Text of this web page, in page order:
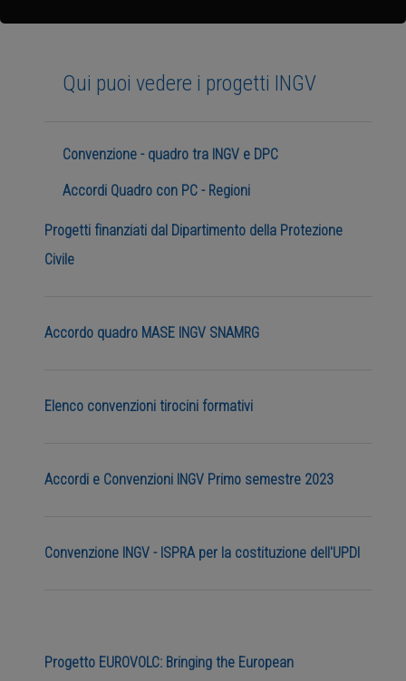
Qui puoi vedere i progetti INGV
Convenzione - quadro tra INGV e DPC
Accordi Quadro con PC - Regioni
Progetti finanziati dal Dipartimento della Protezione
Civile
Accordo quadro MASE INGV SNAMRG
Elenco convenzioni tirocini formativi
Accordi e Convenzioni INGV Primo semestre 2023
Convenzione INGV - ISPRA per la costituzione dell'UPDI
Progetto EUROVOLC: Bringing the European